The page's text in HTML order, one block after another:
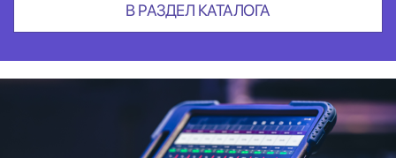
В РАЗДЕЛ КАТАЛОГА